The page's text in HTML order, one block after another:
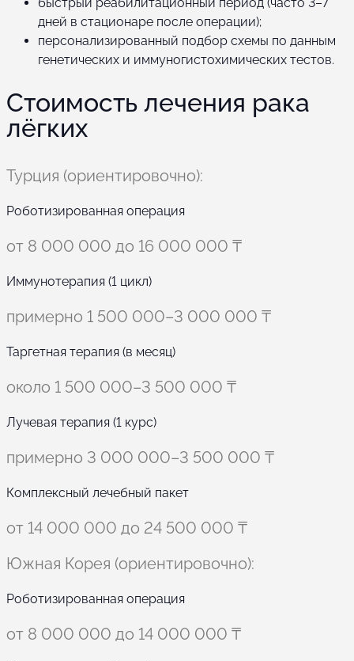
дней в стационаре после операции);
персонализированный подбор схемы по данным
генетических и иммуногистохимических тестов.
Стоимость лечения рака
лёгких
Турция (ориентировочно):
Роботизированная операция
от 8 000 000 до 16 000 000 ₸
Иммунотерапия (1 цикл)
примерно 1 500 000–3 000 000 ₸
Таргетная терапия (в месяц)
около 1 500 000–3 500 000 ₸
Лучевая терапия (1 курс)
примерно 3 000 000–3 500 000 ₸
Комплексный лечебный пакет
от 14 000 000 до 24 500 000 ₸
Южная Корея (ориентировочно):
Роботизированная операция
от 8 000 000 до 14 000 000 ₸